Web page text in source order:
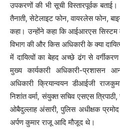
उपकरणों की भी सूची विस्तारपूर्वक
तैनाती, सेटेलाइट फोन, वायरलेस फोन,
कहा। उन्होंने कहा कि आईआरएस सिस्टम में
विभाग की और किस अधिकारी के क्या
में दायित्वों का बेहद अच्छे ढंग से
मुख्य कार्यकारी अधिकारी-प्रशासन
अधिकारी क्रियान्वयन डीआईजी
निशांत वर्मा, संयुक्त सचिव एसएस
ओबैदुल्लाह अंसारी, पुलिस अधीक्षक
अर्पण कुमार राजू आदि मौजूद थे।